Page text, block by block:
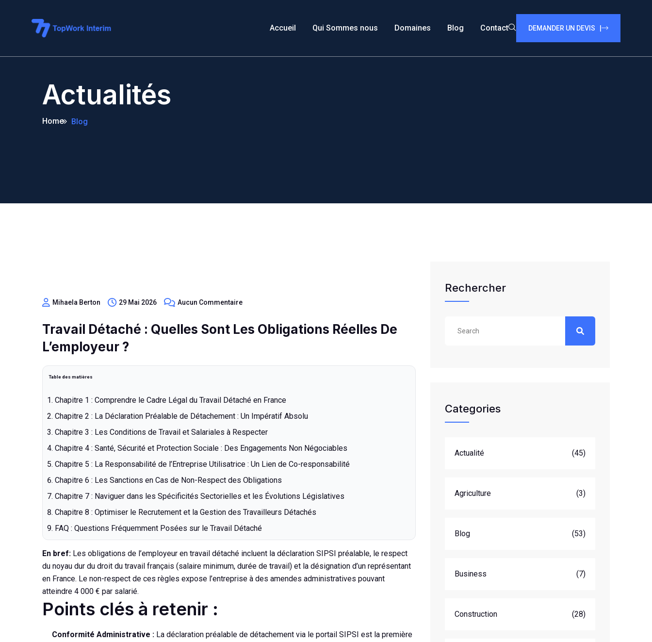
Accueil Qui Sommes nous Domaines Blog Contact DEMANDER UN DEVIS |
Actualités
Home Blog
Mihaela Berton 29 Mai 2026 Aucun Commentaire
Travail Détaché : Quelles Sont Les Obligations Réelles De
L’employeur ?
Table des matières
Chapitre 1 : Comprendre le Cadre Légal du Travail Détaché en France
Chapitre 2 : La Déclaration Préalable de Détachement : Un Impératif Absolu
Chapitre 3 : Les Conditions de Travail et Salariales à Respecter
Chapitre 4 : Santé, Sécurité et Protection Sociale : Des Engagements Non Négociables
Chapitre 5 : La Responsabilité de l’Entreprise Utilisatrice : Un Lien de Co-responsabilité
Chapitre 6 : Les Sanctions en Cas de Non-Respect des Obligations
Chapitre 7 : Naviguer dans les Spécificités Sectorielles et les Évolutions Législatives
Chapitre 8 : Optimiser le Recrutement et la Gestion des Travailleurs Détachés
FAQ : Questions Fréquemment Posées sur le Travail Détaché
En bref: Les obligations de l’employeur en travail détaché incluent la déclaration SIPSI préalable, le respect
du noyau dur du droit du travail français (salaire minimum, durée de travail) et la désignation d’un représentant
en France. Le non-respect de ces règles expose l’entreprise à des amendes administratives pouvant
atteindre 4 000 € par salarié.
Points clés à retenir :
Conformité Administrative : La déclaration préalable de détachement via le portail SIPSI est la première
Rechercher
Categories
Actualité (45)
Agriculture (3)
Blog (53)
Business (7)
Construction (28)